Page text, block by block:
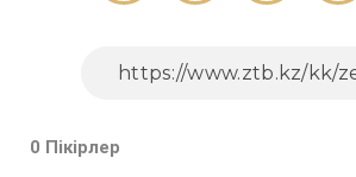
0 Пікірлер